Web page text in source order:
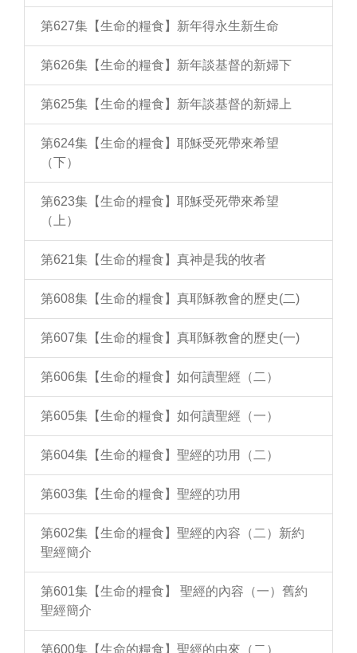
第627集【生命的糧食】新年得永生新生命
第626集【生命的糧食】新年談基督的新婦下
第625集【生命的糧食】新年談基督的新婦上
第624集【生命的糧食】耶穌受死帶來希望
（下）
第623集【生命的糧食】耶穌受死帶來希望
（上）
第621集【生命的糧食】真神是我的牧者
第608集【生命的糧食】真耶穌教會的歷史(二)
第607集【生命的糧食】真耶穌教會的歷史(一)
第606集【生命的糧食】如何讀聖經（二）
第605集【生命的糧食】如何讀聖經（一）
第604集【生命的糧食】聖經的功用（二）
第603集【生命的糧食】聖經的功用
第602集【生命的糧食】聖經的內容（二）新約
聖經簡介
第601集【生命的糧食】 聖經的內容（一）舊約
聖經簡介
第600集【生命的糧食】聖經的由來（二）